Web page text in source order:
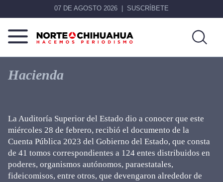
07 DE AGOSTO 2026 SUSCRÍBETE
Norte
De
Chihuahua
Más
que
noticias,
Hacienda
La Auditoría Superior del Estado dio a conocer que este
miércoles 28 de febrero, recibió el documento de la
Cuenta Pública 2023 del Gobierno del Estado, que consta
de 41 tomos correspondientes a 124 entes distribuidos en
poderes, organismos autónomos, paraestatales,
fideicomisos, entre otros, que devengaron alrededor de